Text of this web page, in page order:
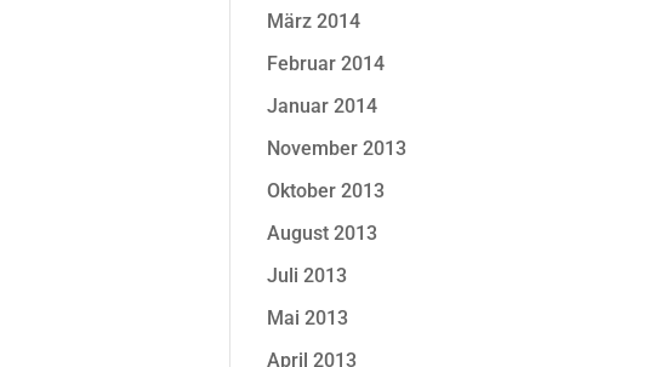
März 2014
Februar 2014
Januar 2014
November 2013
Oktober 2013
August 2013
Juli 2013
Mai 2013
April 2013